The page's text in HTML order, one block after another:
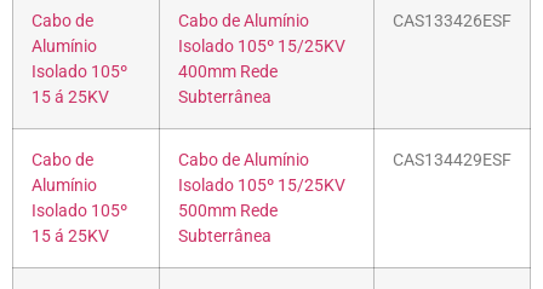
Cabo de
Alumínio
Isolado 105º
15 á 25KV
Cabo de Alumínio
Isolado 105º 15/25KV
400mm Rede
Subterrânea
CAS133426ESF
Cabo de
Alumínio
Isolado 105º
15 á 25KV
Cabo de Alumínio
Isolado 105º 15/25KV
500mm Rede
Subterrânea
CAS134429ESF